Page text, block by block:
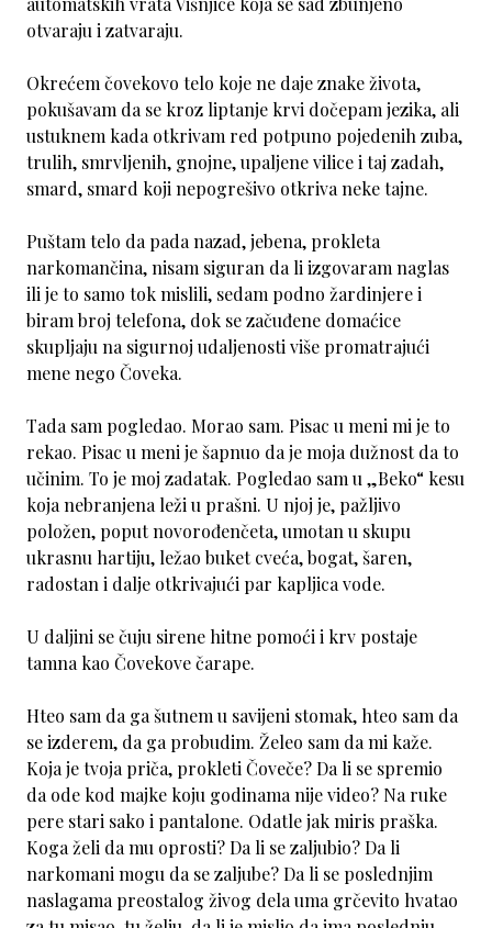
otvaraju i zatvaraju.
Okrećem čovekovo telo koje ne daje znake života,
pokušavam da se kroz liptanje krvi dočepam jezika, ali
ustuknem kada otkrivam red potpuno pojedenih zuba,
trulih, smrvljenih, gnojne, upaljene vilice i taj zadah,
smard, smard koji nepogrešivo otkriva neke tajne.
Puštam telo da pada nazad, jebena, prokleta
narkomančina, nisam siguran da li izgovaram naglas
ili je to samo tok mislili, sedam podno žardinjere i
biram broj telefona, dok se začuđene domaćice
skupljaju na sigurnoj udaljenosti više promatrajući
mene nego Čoveka.
Tada sam pogledao. Morao sam. Pisac u meni mi je to
rekao. Pisac u meni je šapnuo da je moja dužnost da to
učinim. To je moj zadatak. Pogledao sam u „Beko“ kesu
koja nebranjena leži u prašni. U njoj je, pažljivo
položen, poput novorođenčeta, umotan u skupu
ukrasnu hartiju, ležao buket cveća, bogat, šaren,
radostan i dalje otkrivajući par kapljica vode.
U daljini se čuju sirene hitne pomoći i krv postaje
tamna kao Čovekove čarape.
Hteo sam da ga šutnem u savijeni stomak, hteo sam da
se izderem, da ga probudim. Želeo sam da mi kaže.
Koja je tvoja priča, prokleti Čoveče? Da li se spremio
da ode kod majke koju godinama nije video? Na ruke
pere stari sako i pantalone. Odatle jak miris praška.
Koga želi da mu oprosti? Da li se zaljubio? Da li
narkomani mogu da se zaljube? Da li se poslednjim
naslagama preostalog živog dela uma grčevito hvatao